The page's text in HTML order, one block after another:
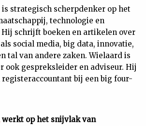
strategisch scherpdenker op het
technologie en
schrijft boeken en artikelen over
social media, big data, innovatie,
tal van andere zaken. Wielaard is
ook gespreksleider en adviseur. Hij
registeraccountant bij een big four-
werkt op het snijvlak van